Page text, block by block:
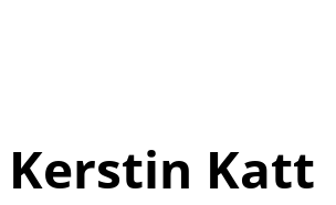
Kerstin Katt